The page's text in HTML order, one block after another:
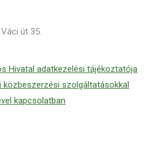
út 35.
Hivatal adatkezelési tájékoztatója
szolgáltatásokkal
kapcsolatban